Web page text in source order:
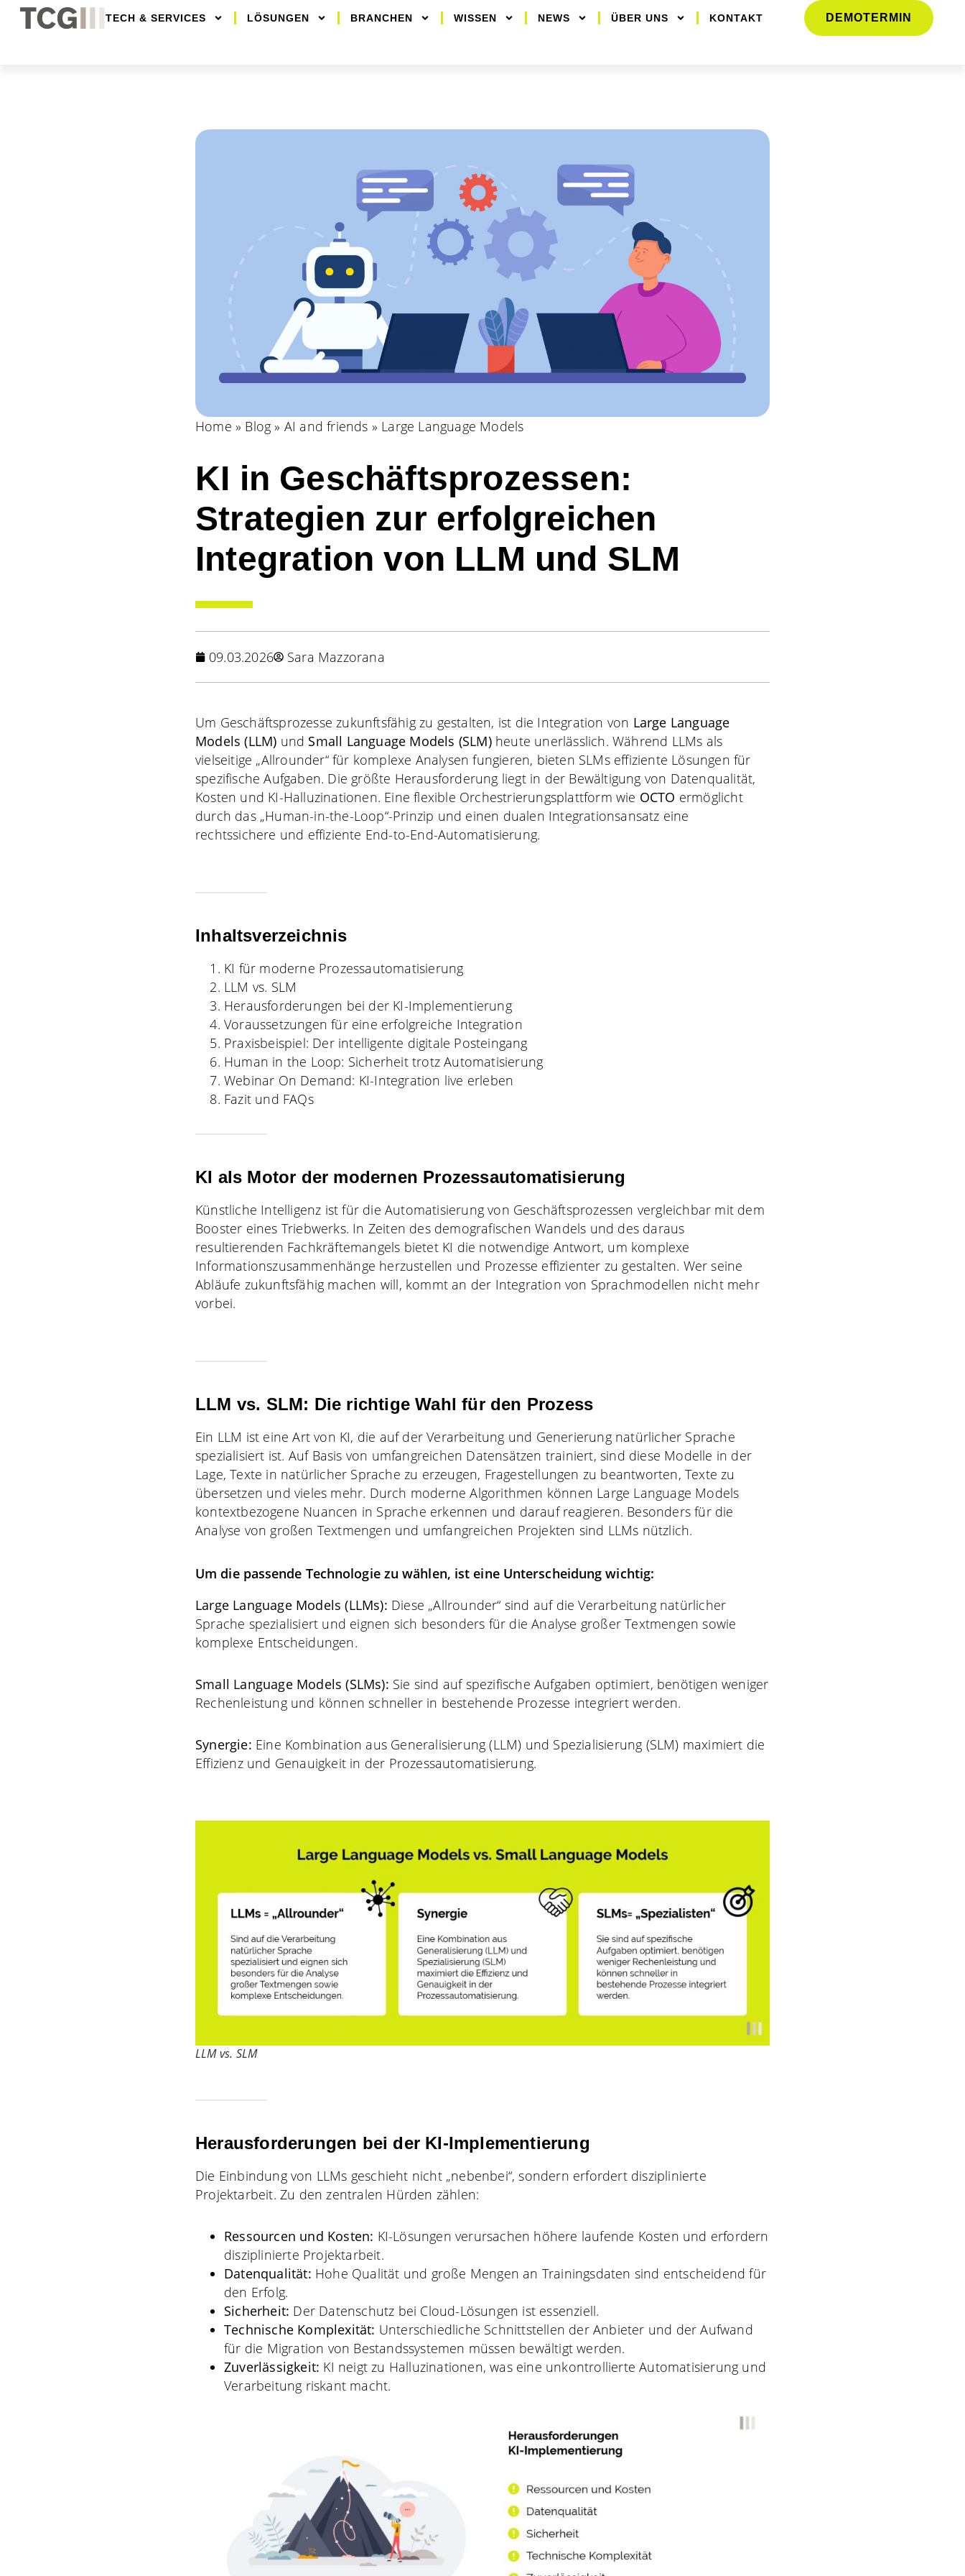
TECH & SERVICES LÖSUNGEN BRANCHEN WISSEN NEWS ÜBER UNS KONTAKT DEMOTERMIN
Home » Blog » AI and friends » Large Language Models
KI in Geschäftsprozessen:
Strategien zur erfolgreichen
Integration von LLM und SLM
09.03.2026 Sara Mazzorana
Um Geschäftsprozesse zukunftsfähig zu gestalten, ist die Integration von Large Language
Models (LLM) und Small Language Models (SLM)heute unerlässlich. Während LLMs als
vielseitige „Allrounder“ für komplexe Analysen fungieren, bieten SLMs effiziente Lösungen für
spezifische Aufgaben. Die größte Herausforderung liegt in der Bewältigung von Datenqualität,
Kosten und KI-Halluzinationen. Eine flexible Orchestrierungsplattform wie OCTO ermöglicht
durch das „Human-in-the-Loop“-Prinzip und einen dualen Integrationsansatz eine
rechtssichere und effiziente End-to-End-Automatisierung.
Inhaltsverzeichnis
KI für moderne Prozessautomatisierung
LLM vs. SLM
Herausforderungen bei der KI-Implementierung
Voraussetzungen für eine erfolgreiche Integration
Praxisbeispiel: Der intelligente digitale Posteingang
Human in the Loop: Sicherheit trotz Automatisierung
Webinar On Demand: KI-Integration live erleben
Fazit und FAQs
KI als Motor der modernen Prozessautomatisierung
Künstliche Intelligenz ist für die Automatisierung von Geschäftsprozessen vergleichbar mit dem
Booster eines Triebwerks. In Zeiten des demografischen Wandels und des daraus
resultierenden Fachkräftemangels bietet KI die notwendige Antwort, um komplexe
Informationszusammenhänge herzustellen und Prozesse effizienter zu gestalten. Wer seine
Abläufe zukunftsfähig machen will, kommt an der Integration von Sprachmodellen nicht mehr
vorbei.
LLM vs. SLM: Die richtige Wahl für den Prozess
Ein LLM ist eine Art von KI, die auf der Verarbeitung und Generierung natürlicher Sprache
spezialisiert ist. Auf Basis von umfangreichen Datensätzen trainiert, sind diese Modelle in der
Lage, Texte in natürlicher Sprache zu erzeugen, Fragestellungen zu beantworten, Texte zu
übersetzen und vieles mehr. Durch moderne Algorithmen können Large Language Models
kontextbezogene Nuancen in Sprache erkennen und darauf reagieren. Besonders für die
Analyse von großen Textmengen und umfangreichen Projekten sind LLMs nützlich.
Um die passende Technologie zu wählen, ist eine Unterscheidung wichtig:
Large Language Models (LLMs): Diese „Allrounder“ sind auf die Verarbeitung natürlicher
Sprache spezialisiert und eignen sich besonders für die Analyse großer Textmengen sowie
komplexe Entscheidungen.
Small Language Models (SLMs): Sie sind auf spezifische Aufgaben optimiert, benötigen weniger
Rechenleistung und können schneller in bestehende Prozesse integriert werden.
Synergie: Eine Kombination aus Generalisierung (LLM) und Spezialisierung (SLM) maximiert die
Effizienz und Genauigkeit in der Prozessautomatisierung.
LLM vs. SLM
Herausforderungen bei der KI-Implementierung
Die Einbindung von LLMs geschieht nicht „nebenbei“, sondern erfordert disziplinierte
Projektarbeit. Zu den zentralen Hürden zählen:
Ressourcen und Kosten: KI-Lösungen verursachen höhere laufende Kosten und erfordern
disziplinierte Projektarbeit.
Datenqualität: Hohe Qualität und große Mengen an Trainingsdaten sind entscheidend für
den Erfolg.
Sicherheit: Der Datenschutz bei Cloud-Lösungen ist essenziell.
Technische Komplexität: Unterschiedliche Schnittstellen der Anbieter und der Aufwand
für die Migration von Bestandssystemen müssen bewältigt werden.
Zuverlässigkeit: KI neigt zu Halluzinationen, was eine unkontrollierte Automatisierung und
Verarbeitung riskant macht.